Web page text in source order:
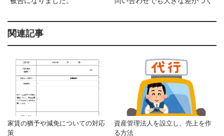
関連記事
家賃の猶予や減免についての対応
策
資産管理法人を設立し、売上を作
る方法